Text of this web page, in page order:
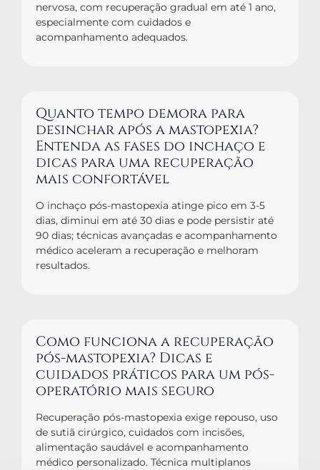
nervosa, com recuperação gradual em até 1 ano,
especialmente com cuidados e
acompanhamento adequados.
Quanto tempo demora para
desinchar após a mastopexia?
Entenda as fases do inchaço e
dicas para uma recuperação
mais confortável
O inchaço pós-mastopexia atinge pico em 3-5
dias, diminui em até 30 dias e pode persistir até
90 dias; técnicas avançadas e acompanhamento
médico aceleram a recuperação e melhoram
resultados.
Como funciona a recuperação
pós-mastopexia? Dicas e
cuidados práticos para um pós-
operatório mais seguro
Recuperação pós-mastopexia exige repouso, uso
de sutiã cirúrgico, cuidados com incisões,
alimentação saudável e acompanhamento
médico personalizado. Técnica multiplanos